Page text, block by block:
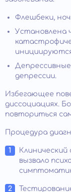
Флешбеки,
Установлена
депрессии.
Избегающее
диссоциациях.
повториться
Процедура
вызвало